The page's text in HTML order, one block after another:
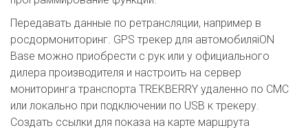
Передавать данные по ретрансляции, например в
росдормониторинг. GPS трекер для автомобиляiON
Base можно приобрести с рук или у официального
дилера производителя и настроить на сервер
мониторинга транспорта TREKBERRY удаленно по СМС
или локально при подключении по USB к трекеру.
Создать ссылки для показа на карте маршрута